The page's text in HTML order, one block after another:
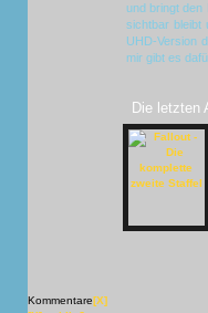
und bringt
sichtbar bleibt
UHD-Version
mir gibt es
Die letzten
Kommentare[X]